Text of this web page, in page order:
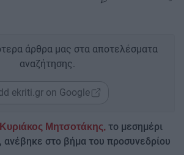
άρθρα μας στα αποτελέσματα
αναζήτησης.
ekriti.gr on Google
Κυριάκος Μητσοτάκης, το μεσημέρι
στο βήμα του προσυνεδρίου